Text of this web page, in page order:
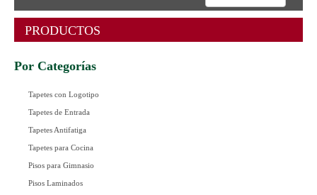
PRODUCTOS
Por Categorías
Tapetes con Logotipo
Tapetes de Entrada
Tapetes Antifatiga
Tapetes para Cocina
Pisos para Gimnasio
Pisos Laminados